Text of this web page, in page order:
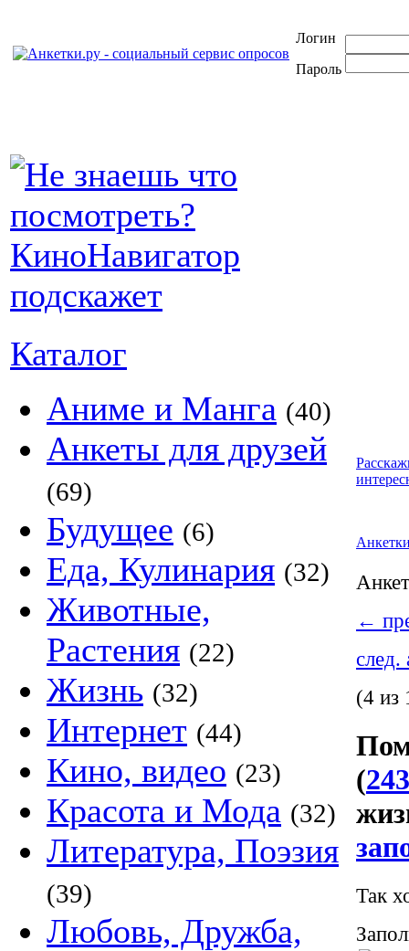
Логин
Пароль
Каталог
Аниме и Манга (40)
Анкеты для друзей
(69)
Будущее (6)
Еда, Кулинария (32)
Животные,
Растения (22)
Жизнь (32)
Интернет (44)
Кино, видео (23)
Красота и Мода (32)
Литература, Поэзия
(39)
Любовь, Дружба,
←
след.
(4 из
(
Так